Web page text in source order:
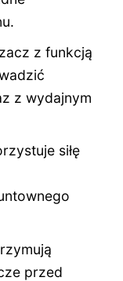
z funkcją
z wydajnym
siłę
przed